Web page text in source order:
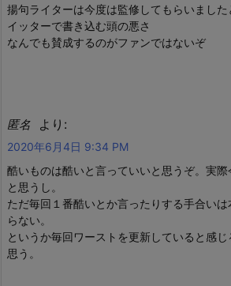
揚句ライターは今度は監修してもらいまし
イッターで書き込む頭の悪さ
なんでも賛成するのがファンではないぞ
匿名 より:
2020年6月4日 9:34 PM
酷いものは酷いと言っていいと思うぞ。実
と思うし。
ただ毎回１番酷いとか言ったりする手合い
らない。
というか毎回ワーストを更新していると感
思う。